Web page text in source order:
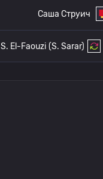
Саша Струич
(S. Sarar)
S. El-Faouzi